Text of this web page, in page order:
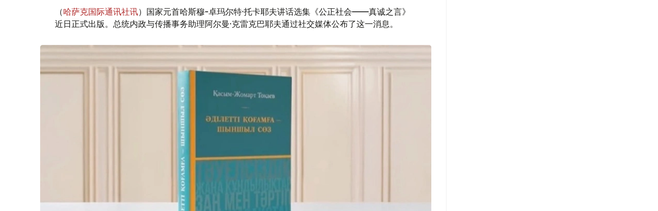
（哈萨克国际通讯社讯）国家元首哈斯穆-卓玛尔特·托卡耶夫讲话选集《公正社会——真诚之言》
近日正式出版。总统内政与传播事务助理阿尔曼·克雷克巴耶夫通过社交媒体公布了这一消息。